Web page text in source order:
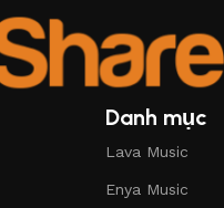
Danh mục
Lava Music
Enya Music